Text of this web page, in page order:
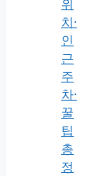
위
치·
인
근
주
차·
꿀
팁
총
정